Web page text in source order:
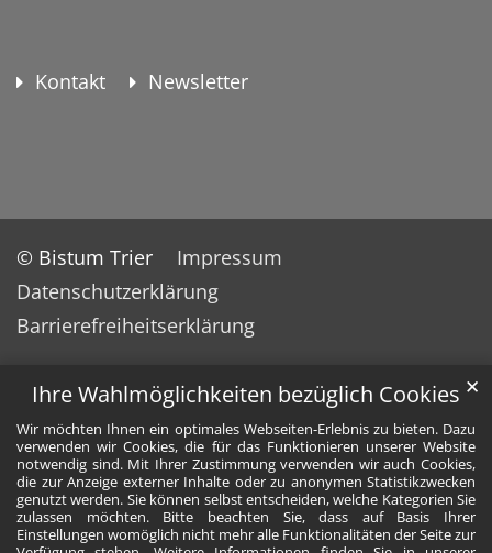
Ihre Wahlmöglichkeiten bezüglich Cookies
Wir möchten Ihnen ein optimales Webseiten-Erlebnis zu bieten. Dazu
verwenden wir Cookies, die für das Funktionieren unserer Website
notwendig sind. Mit Ihrer Zustimmung verwenden wir auch Cookies,
die zur Anzeige externer Inhalte oder zu anonymen Statistikzwecken
genutzt werden. Sie können selbst entscheiden, welche Kategorien Sie
zulassen möchten. Bitte beachten Sie, dass auf Basis Ihrer
Einstellungen womöglich nicht mehr alle Funktionalitäten der Seite zur
✕
Kontakt Newsletter
© Bistum Trier
Impressum
Datenschutzerklärung
Barrierefreiheitserklärung